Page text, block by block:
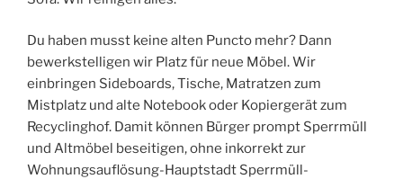
Du haben musst keine alten Puncto mehr? Dann
bewerkstelligen wir Platz für neue Möbel. Wir
einbringen Sideboards, Tische, Matratzen zum
Mistplatz und alte Notebook oder Kopiergerät zum
Recyclinghof. Damit können Bürger prompt Sperrmüll
und Altmöbel beseitigen, ohne inkorrekt zur
Wohnungsauflösung-Hauptstadt Sperrmüll-